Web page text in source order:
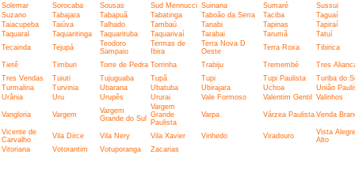
Solemar
Sorocaba Sousas Sud Mennucci Suinana Sumaré
Sussui
Suzano
Tabajara Tabapuã Tabatinga Taboão da Serra Taciba
Taguaí
Taiacupeba
Taiúva Talhado Tambaú Tanabi Tapinas
Tapiraí
Taquaral
Taquaritinga Taquarituba Taquarivaí Tarabai Tarumã
Tatuí
Tecainda
Tejupá
Teodoro
Sampaio
Termas de
Ibira
Terra Nova D
Oeste
Terra Roxa Tibirica
Tietê Timburi Torre de Pedra Torrinha Trabiju Tremembé
Tres
Tres Vendas
Tuiuti Tujuguaba Tupã Tupi Tupi Paulista
Turiba do
Turmalina
Turvinia Ubarana Ubatuba Ubirajara Uchoa
União
Urânia
Uru Urupês Ururai Vale Formoso Valentim Gentil Valinhos
Vangloria Vargem
Vargem
Grande do Sul
Vargem
Grande
Paulista
Varpa Várzea Paulista Venda
Vicente de
Carvalho
Vila Dirce Vila Nery Vila Xavier Vinhedo Viradouro
Vista
Alto
Vitoriana
Votorantim Votuporanga Zacarias